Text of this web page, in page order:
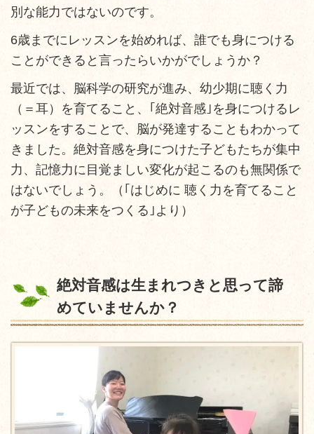
別な能力ではないのです。
6歳までにレッスンを始めれば、誰でも身につける
ことができると言ったらいかがでしょうか？
最近では、脳科学の研究が進み、幼少期に聴く力
（＝耳）を育てること、｢絶対音感｣を身につけるレ
ッスンをすることで、脳が発達することもわかって
きました。絶対音感を身につけた子どもたちが集中
力、記憶力に目覚ましい変化が起こるのも無関係で
はないでしょう。（｢はじめに 聴く力を育てること
が子どもの未来をつくる｣より）
絶対音感は生まれつきと思って諦
めていませんか？